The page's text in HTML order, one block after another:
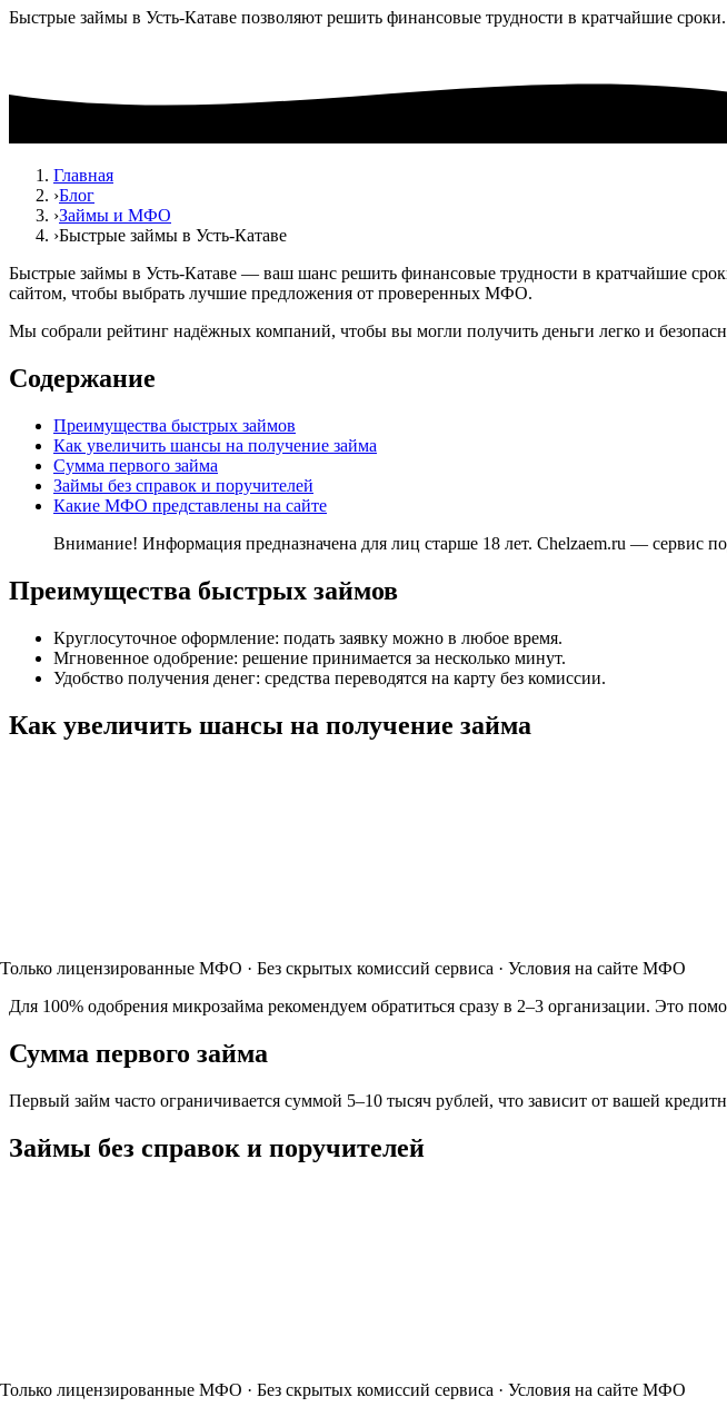
Быстрые займы в Усть-Катаве позволяют решить финансовые трудности в кратчайшие
Главная
›Блог
›Займы и МФО
›Быстрые займы в Усть-Катаве
Быстрые займы в Усть-Катаве — ваш шанс решить финансовые трудности в кратчайшие
сайтом, чтобы выбрать лучшие предложения от проверенных МФО.
Мы собрали рейтинг надёжных компаний, чтобы вы могли получить деньги легко и
Содержание
Преимущества быстрых займов
Как увеличить шансы на получение займа
Сумма первого займа
Займы без справок и поручителей
Какие МФО представлены на сайте
Внимание! Информация предназначена для лиц старше 18 лет. Chelzaem.ru — сервис
Преимущества быстрых займов
Круглосуточное оформление: подать заявку можно в любое время.
Мгновенное одобрение: решение принимается за несколько минут.
Удобство получения денег: средства переводятся на карту без комиссии.
Как увеличить шансы на получение займа
Только лицензированные МФО · Без скрытых комиссий сервиса · Условия на сайте МФО
Для 100% одобрения микрозайма рекомендуем обратиться сразу в 2–3 организации. Это
Сумма первого займа
Первый займ часто ограничивается суммой 5–10 тысяч рублей, что зависит от вашей
Займы без справок и поручителей
Только лицензированные МФО · Без скрытых комиссий сервиса · Условия на сайте МФО